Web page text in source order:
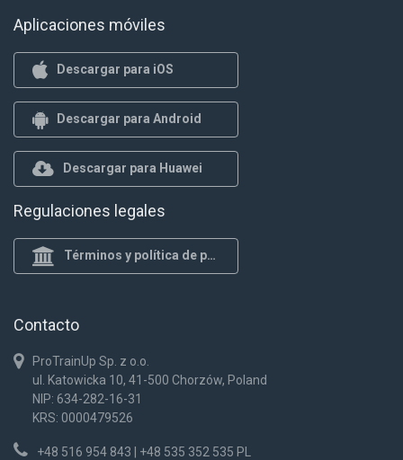
Aplicaciones móviles
Descargar para iOS
Descargar para Android
Descargar para Huawei
Regulaciones legales
Términos y política de privacidad
Contacto
ProTrainUp Sp. z o.o.
ul. Katowicka 10, 41-500 Chorzów, Poland
NIP: 634-282-16-31
KRS: 0000479526
+48 516 954 843 | +48 535 352 535 PL